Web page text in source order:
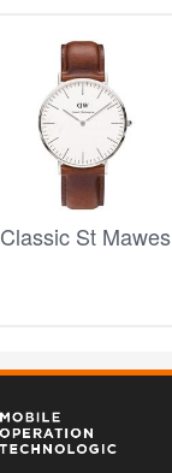
Classic St Mawes